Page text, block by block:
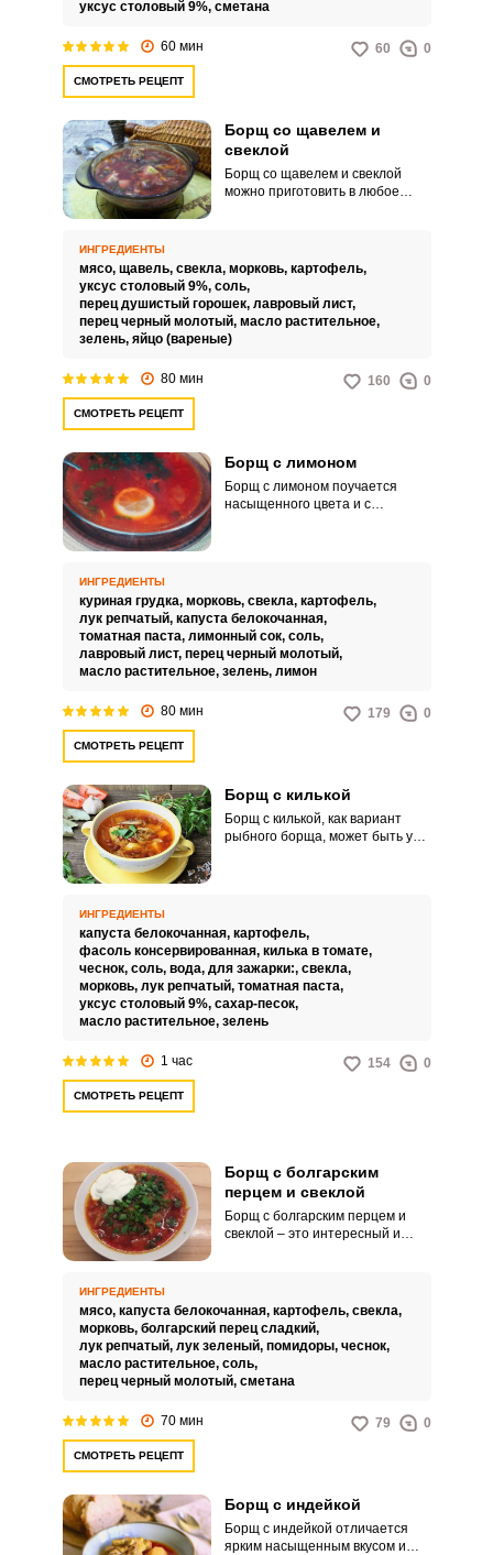
уксус столовый 9%, сметана
60 мин 60 0
СМОТРЕТЬ РЕЦЕПТ
Борщ со щавелем и
свеклой
Борщ со щавелем и свеклой
можно приготовить в любое
весной, когда лисья этого
растения нежные, вкусные и с
приятной кислинкой. Щавель в
борще заменяет капусту, и
сохраняет яркий цвет свеклы.
ИНГРЕДИЕНТЫ
мясо, щавель, свекла, морковь, картофель,
уксус столовый 9%, соль,
перец душистый горошек, лавровый лист,
перец черный молотый, масло растительное,
зелень, яйцо (вареные)
80 мин 160 0
СМОТРЕТЬ РЕЦЕПТ
Борщ с лимоном
Борщ с лимоном поучается
насыщенного цвета и с
лимона, а ломтик цитруса можно
положить в тарелку при подаче.
ИНГРЕДИЕНТЫ
куриная грудка, морковь, свекла, картофель,
лук репчатый, капуста белокочанная,
томатная паста, лимонный сок, соль,
лавровый лист, перец черный молотый,
масло растительное, зелень, лимон
80 мин 179 0
СМОТРЕТЬ РЕЦЕПТ
Борщ с килькой
Борщ с килькой, как вариант
рыбного борща, может быть у
картофеля с капустой.
ИНГРЕДИЕНТЫ
капуста белокочанная, картофель,
фасоль консервированная, килька в томате,
чеснок, соль, вода, для зажарки:, свекла,
морковь, лук репчатый, томатная паста,
уксус столовый 9%, сахар-песок,
масло растительное, зелень
1 час 154 0
СМОТРЕТЬ РЕЦЕПТ
Борщ с болгарским
перцем и свеклой
Борщ с болгарским перцем и
свеклой – это интересный и
никого не оставит
равнодушным.
ИНГРЕДИЕНТЫ
мясо, капуста белокочанная, картофель, свекла,
морковь, болгарский перец сладкий,
лук репчатый, лук зеленый, помидоры, чеснок,
масло растительное, соль,
перец черный молотый, сметана
70 мин 79 0
СМОТРЕТЬ РЕЦЕПТ
Борщ с индейкой
Борщ с индейкой отличается
ярким насыщенным вкусом и